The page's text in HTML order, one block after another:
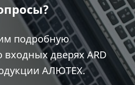
подробную
дверях ARD
АЛЮТЕХ.